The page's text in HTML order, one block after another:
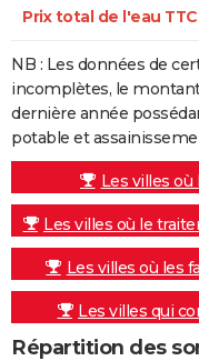
Prix total de l'eau TTC
NB : Les données de
incomplètes, le
dernière année
potable et
Les villes
Les villes où le
Les villes où les
Les villes qui
Répartition des